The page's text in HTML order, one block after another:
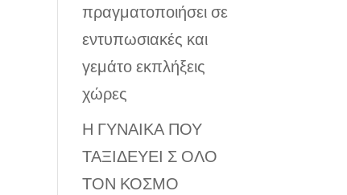
πραγματοποιήσει σε
εντυπωσιακές και
γεμάτο εκπλήξεις
χώρες
Η ΓΥΝΑΙΚΑ ΠΟΥ
ΤΑΞΙΔΕΥΕΙ Σ ΟΛΟ
ΤΟΝ ΚΟΣΜΟ